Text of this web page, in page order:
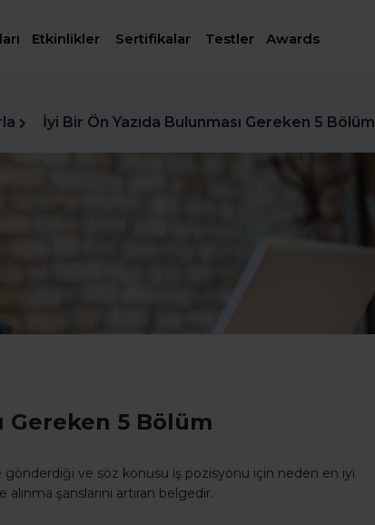
Etkinlikler Sertifikalar Testler Awards
İyi Bir Ön Yazıda Bulunması Gereken 5 Bölüm
Gereken 5 Bölüm
gönderdiği ve söz konusu iş pozisyonu için neden en iyi
alınma şanslarını artıran belgedir.